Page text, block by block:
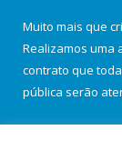
Muito mais que
Realizamos uma
contrato que
pública serão